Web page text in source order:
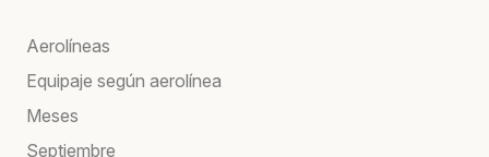
Aerolíneas
Equipaje según aerolínea
Meses
Septiembre